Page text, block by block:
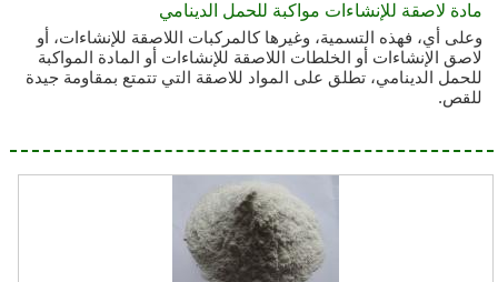
مادة لاصقة للإنشاءات مواكبة للحمل الدينامي
وعلى أي، فهذه التسمية، وغيرها كالمركبات اللاصقة للإنشاءات، أو
لاصق الإنشاءات أو الخلطات اللاصقة للإنشاءات أو المادة المواكبة
للحمل الدينامي، تطلق على المواد للاصقة التي تتمتع بمقاومة جيدة
للقص.